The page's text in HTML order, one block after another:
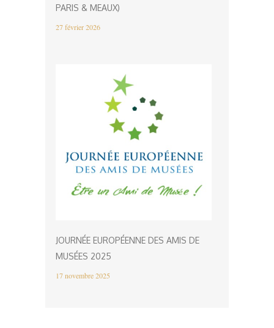
PARIS & MEAUX)
27 février 2026
JOURNÉE EUROPÉENNE DES AMIS DE
MUSÉES 2025
17 novembre 2025